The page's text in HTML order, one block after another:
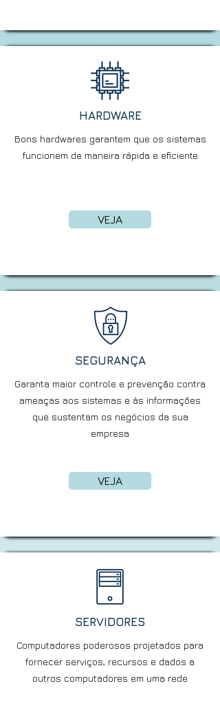
soluções originais sob medida para o
sucesso da sua empresa.
HARDWARE
Bons hardwares garantem que os sistemas
funcionem de maneira rápida e eficiente
VEJA
SEGURANÇA
Garanta maior controle e prevenção contra
ameaças aos sistemas e às informações
que sustentam os negócios da sua
empresa
VEJA
SERVIDORES
Computadores poderosos projetados para
fornecer serviços, recursos e dados a
outros computadores em uma rede​